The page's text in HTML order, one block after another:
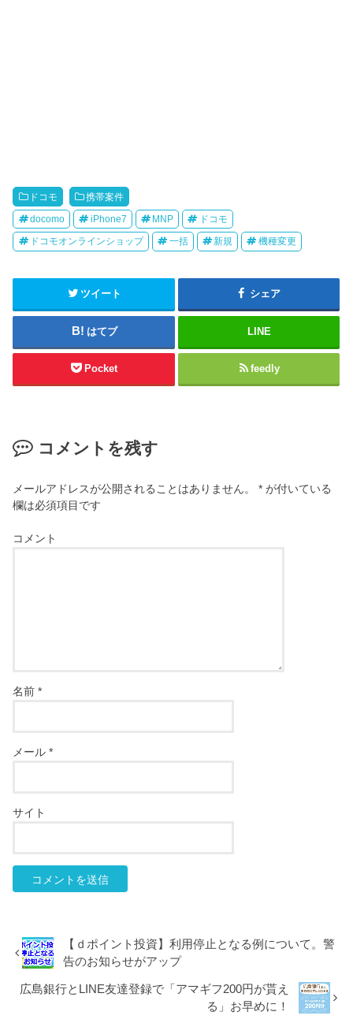
ドコモ 携帯案件
docomo iPhone7 MNP ドコモ
ドコモオンラインショップ 一括 新規 機種変更
ツイート シェア
はてブ LINE
Pocket feedly
コメントを残す
メールアドレスが公開されることはありません。 * が付いている
欄は必須項目です
コメント
名前*
メール*
サイト
【ｄポイント投資】利用停止となる例について。警
告のお知らせがアップ
広島銀行とLINE友達登録で「アマギフ200円が貰え
る」お早めに！